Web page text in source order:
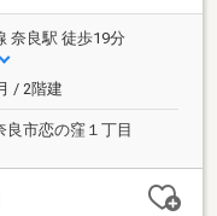
奈良駅 徒歩19分
/ 2階建
良市恋の窪１丁目